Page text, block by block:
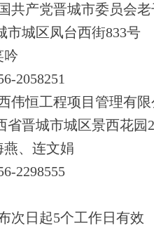
共产党晋城市委员会
市城区凤台西街833号
吟
2058251
伟恒工程项目管理有
省晋城市城区景西花园
燕、 连文娟
2298555
次日起5个工作日有效